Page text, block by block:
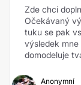
Zde chci
Očekávaný
tuku se pak
výsledek
domodeluje
Anonymní